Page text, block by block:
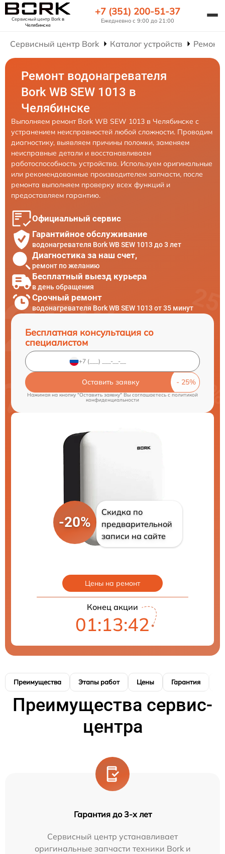
Сервисный центр Borkв
Челябинске
+7 (351) 200-51-37
Ежедневно с 9:00 до 21:00
Сервисный центр Bork Каталог устройств Ремонт
Ремонт водонагревателя
Bork WB SEW 1013 в
Челябинске
Выполняем ремонт Bork WB SEW 1013 в Челябинске с
устранением неисправностей любой сложности. Проводим
диагностику, выявляем причины поломки, заменяем
неисправные детали и восстанавливаем
работоспособность устройства. Используем оригинальные
или рекомендованные производителем запчасти, после
ремонта выполняем проверку всех функций и
предоставляем гарантию.
Официальный сервис
Гарантийное обслуживание
водонагревателя Bork WB SEW 1013 до 3 лет
Диагностика за наш счет,
ремонт по желанию
Бесплатный выезд курьера
в день обращения
Срочный ремонт
водонагревателя Bork WB SEW 1013 от 35 минут
Бесплатная консультация со
специалистом
Оставить заявку
Нажимая на кнопку "Оставить заявку" Вы соглашаетесь cполитикой
конфиденциальности
-20%
Скидка по
предварительной
записи на сайте
Цены на ремонт
Конец акции
01:13:41
Преимущества Этапы работ Цены Гарантия
Преимущества сервис-
центра
Гарантия до 3-х лет
Сервисный центр устанавливает
оригинальные запчасти техники Bork и